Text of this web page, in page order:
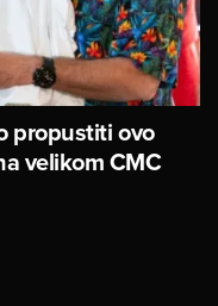
propustiti ovo
velikom CMC